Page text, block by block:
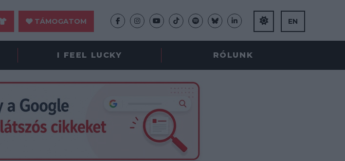
TÁMOGATOM EN
I FEEL LUCKY RÓLUNK